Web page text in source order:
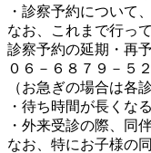
・診察予約について
なお、これまで行っ
診察予約の延期・再
０６－６８７９－５
（お急ぎの場合は
・待ち時間が長くな
・外来受診の際、同
なお、特にお子様の